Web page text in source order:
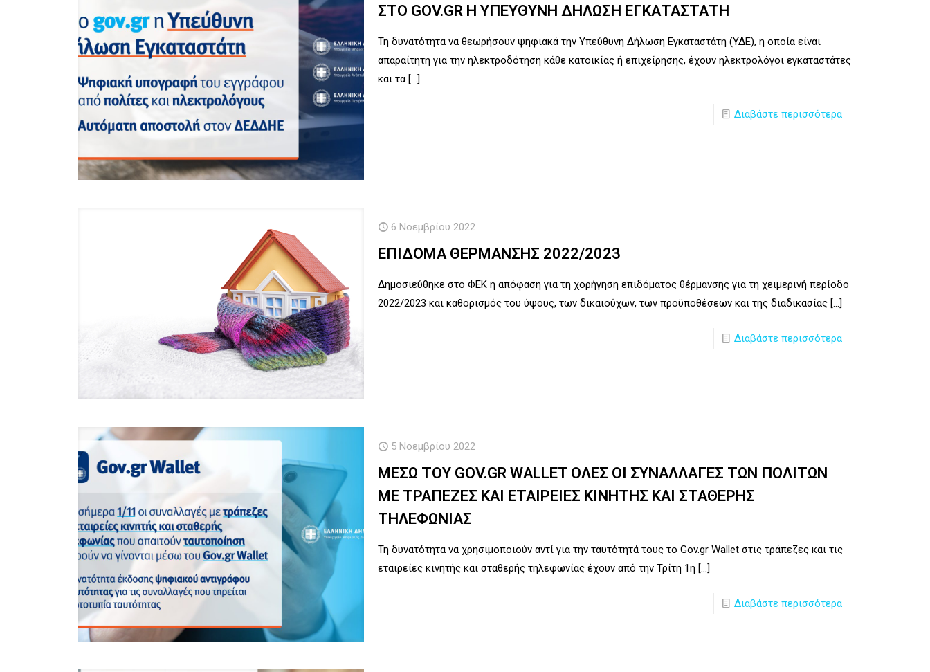
ΣΤΟ GOV.GR Η ΥΠΕΥΘΥΝΗ ΔΗΛΩΣΗ ΕΓΚΑΤΑΣΤΑΤΗ
Τη δυνατότητα να θεωρήσουν ψηφιακά την Υπεύθυνη Δήλωση Εγκαταστάτη (ΥΔΕ), η οποία είναι
απαραίτητη για την ηλεκτροδότηση κάθε κατοικίας ή επιχείρησης, έχουν ηλεκτρολόγοι εγκαταστάτες
και τα […]
Διαβάστε περισσότερα
6 Νοεμβρίου 2022
ΕΠΙΔΟΜΑ ΘΕΡΜΑΝΣΗΣ 2022/2023
Δημοσιεύθηκε στο ΦΕΚ η απόφαση για τη χορήγηση επιδόματος θέρμανσης για τη χειμερινή περίοδο
2022/2023 και καθορισμός του ύψους, των δικαιούχων, των προϋποθέσεων και της διαδικασίας […]
Διαβάστε περισσότερα
5 Νοεμβρίου 2022
ΜΕΣΩ ΤΟΥ GOV.GR WALLET ΟΛΕΣ ΟΙ ΣΥΝΑΛΛΑΓΕΣ ΤΩΝ ΠΟΛΙΤΩΝ
ΜΕ ΤΡΑΠΕΖΕΣ ΚΑΙ ΕΤΑΙΡΕΙΕΣ ΚΙΝΗΤΗΣ ΚΑΙ ΣΤΑΘΕΡΗΣ
ΤΗΛΕΦΩΝΙΑΣ
Τη δυνατότητα να χρησιμοποιούν αντί για την ταυτότητά τους το Gov.gr Wallet στις τράπεζες και τις
εταιρείες κινητής και σταθερής τηλεφωνίας έχουν από την Τρίτη 1η […]
Διαβάστε περισσότερα